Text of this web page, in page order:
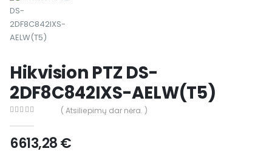
Hikvision PTZ DS-
2DF8C842IXS-AELW(T5)
( Atsiliepimų dar nėra. )
6613,28€